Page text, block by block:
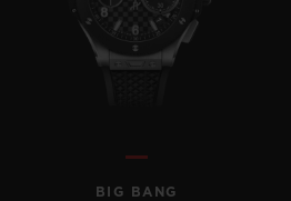
BIG BANG